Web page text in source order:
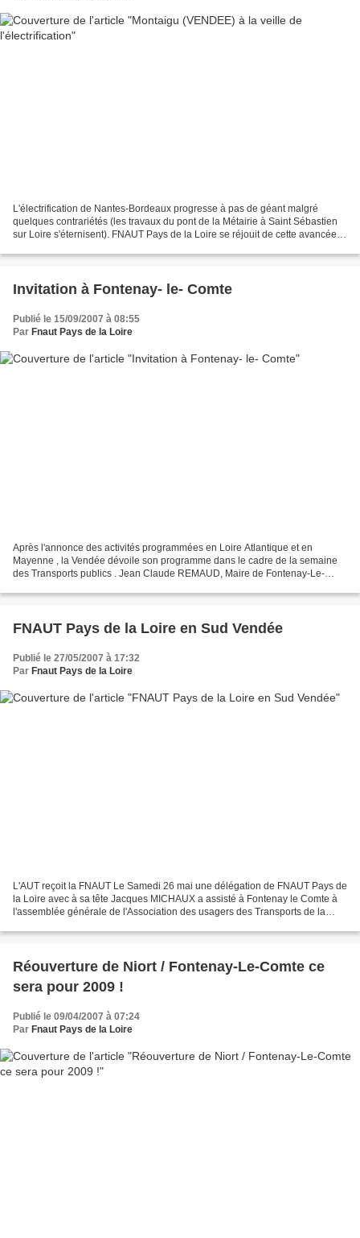
L'électrification de Nantes-Bordeaux progresse à pas de géant malgré
quelques contrariétés (les travaux du pont de la Métairie à Saint Sébastien
sur Loire s'éternisent). FNAUT Pays de la Loire se réjouit de cette avancée
Invitation à Fontenay- le- Comte
Publié le 15/09/2007 à 08:55
Par Fnaut Pays de la Loire
Après l'annonce des activités programmées en Loire Atlantique et en
Mayenne , la Vendée dévoile son programme dans le cadre de la semaine
des Transports publics . Jean Claude REMAUD, Maire de Fontenay-Le-
FNAUT Pays de la Loire en Sud Vendée
Publié le 27/05/2007 à 17:32
Par Fnaut Pays de la Loire
L'AUT reçoit la FNAUT Le Samedi 26 mai une délégation de FNAUT Pays de
la Loire avec à sa tête Jacques MICHAUX a assisté à Fontenay le Comte à
l'assemblée générale de l'Association des usagers des Transports de la
Réouverture de Niort / Fontenay-Le-Comte ce
sera pour 2009 !
Publié le 09/04/2007 à 07:24
Par Fnaut Pays de la Loire